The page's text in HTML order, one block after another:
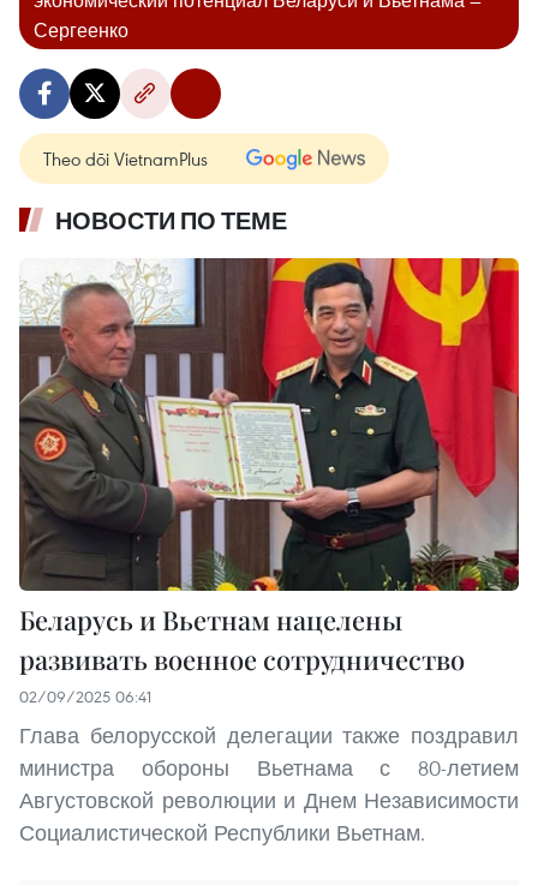
Сергеенко
Theo dõi VietnamPlus
НОВОСТИ ПО ТЕМЕ
Беларусь и Вьетнам нацелены
развивать военное сотрудничество
02/09/2025 06:41
Глава белорусской делегации также поздравил
министра обороны Вьетнама с 80-летием
Августовской революции и Днем Независимости
Социалистической Республики Вьетнам.